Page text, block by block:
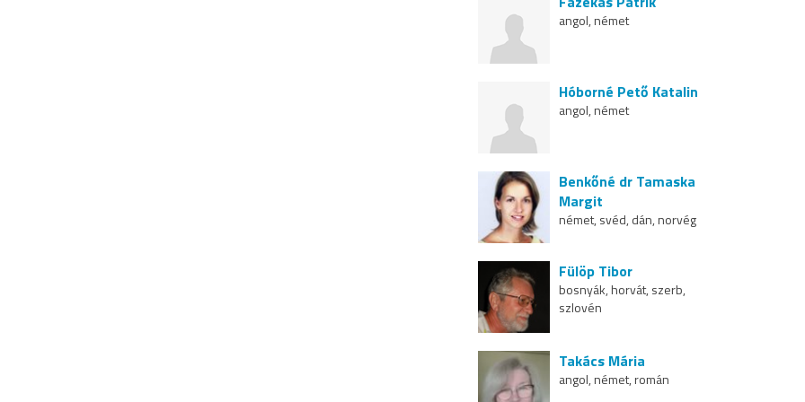
angol, német
Hóborné Pető Katalin
angol, német
Benkőné dr Tamaska
Margit
német, svéd, dán, norvég
Fülöp Tibor
bosnyák, horvát, szerb,
szlovén
Takács Mária
angol, német, román